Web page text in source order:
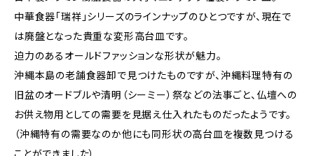
中華食器「瑞祥」シリーズのラインナップのひとつですが、現在で
は廃盤となった貴重な変形高台皿です。
迫力のあるオールドファッションな形状が魅力。
沖縄本島の老舗食器卸で見つけたものですが、沖縄料理特有の
旧盆のオードブルや清明（シーミー）祭などの法事ごと、仏壇への
お供え物用としての需要を見据え仕入れたものだったようです。
（沖縄特有の需要なのか他にも同形状の高台皿を複数見つける
ことができました）